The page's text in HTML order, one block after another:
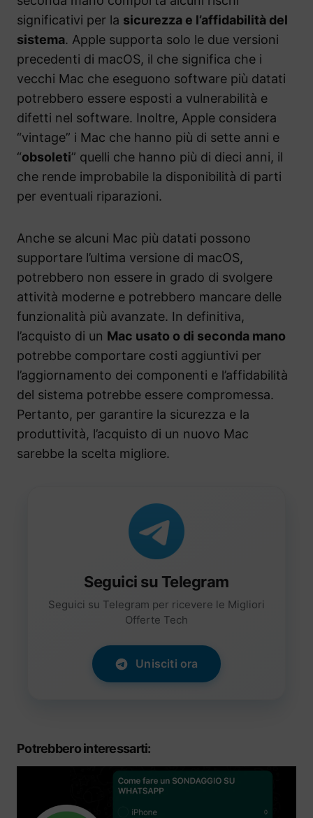
significativi per la sicurezza e l’affidabilità del
sistema. Apple supporta solo le due versioni
precedenti di macOS, il che significa che i
vecchi Mac che eseguono software più datati
potrebbero essere esposti a vulnerabilità e
difetti nel software. Inoltre, Apple considera
“vintage” i Mac che hanno più di sette anni e
“obsoleti” quelli che hanno più di dieci anni, il
che rende improbabile la disponibilità di parti
per eventuali riparazioni.
Anche se alcuni Mac più datati possono
supportare l’ultima versione di macOS,
potrebbero non essere in grado di svolgere
attività moderne e potrebbero mancare delle
funzionalità più avanzate. In definitiva,
l’acquisto di un Mac usato o di seconda mano
potrebbe comportare costi aggiuntivi per
l’aggiornamento dei componenti e l’affidabilità
del sistema potrebbe essere compromessa.
Pertanto, per garantire la sicurezza e la
produttività, l’acquisto di un nuovo Mac
sarebbe la scelta migliore.
Seguici su Telegram
Seguici su Telegram per ricevere le Migliori
Offerte Tech
Unisciti ora
Potrebbero interessarti: